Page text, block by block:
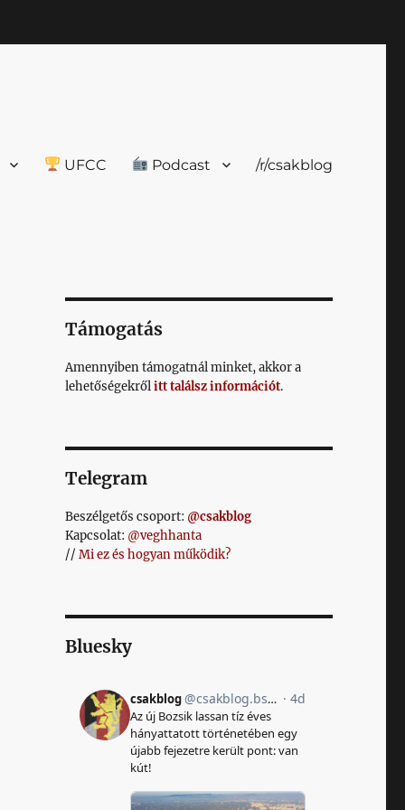
UFCC Podcast /r/csakblog
Támogatás
Amennyiben támogatnál minket, akkor a
lehetőségekrőlitt találsz információt.
Telegram
Beszélgetős csoport: @csakblog
Kapcsolat: @veghhanta
// Mi ez és hogyan működik?
Bluesky